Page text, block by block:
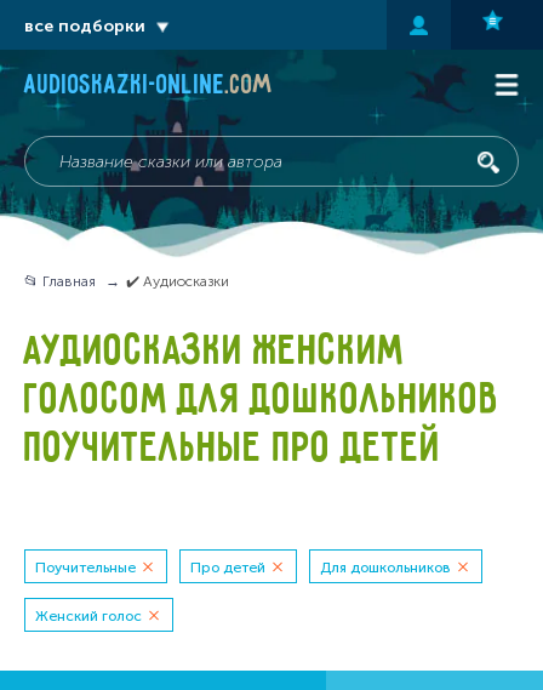
audioskazki-online.com
📂 Главная ✔️ Аудиосказки
АУДИОСКАЗКИ ЖЕНСКИМ
ГОЛОСОМ ДЛЯ ДОШКОЛЬНИКОВ
ПОУЧИТЕЛЬНЫЕ ПРО ДЕТЕЙ
Поучительные Про детей Для дошкольников
Женский голос
все подборки